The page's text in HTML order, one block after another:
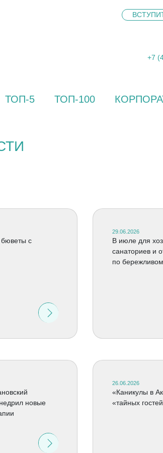
+7
ТОП-5 ТОП-100
с
29.06.2026
В июле для
санаториев и
по
новые
26.06.2026
«Каникулы в
«тайных